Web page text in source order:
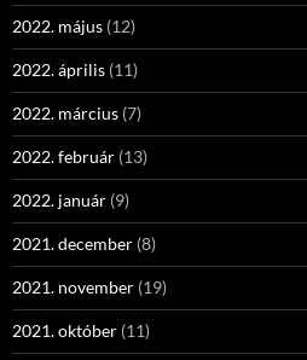
2022. május (12)
2022. április (11)
2022. március (7)
2022. február (13)
2022. január (9)
2021. december (8)
2021. november (19)
2021. október (11)